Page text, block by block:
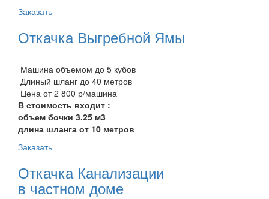
Заказать
Откачка Выгребной Ямы
Машина объемом до 5 кубов
Длиный шланг до 40 метров
Цена от 2 800 р/машина
В стоимость входит :
объем бочки 3.25 м3
длина шланга от 10 метров
Заказать
Откачка Канализации
в частном доме